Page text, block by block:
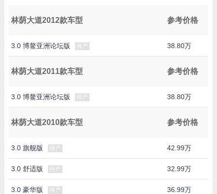
林荫大道2012款车型 参考价格
3.0 博鳌亚洲论坛版 停产 38.80万
林荫大道2011款车型 参考价格
3.0 博鳌亚洲论坛版 停产 38.80万
林荫大道2010款车型 参考价格
3.0 旗舰版 停产 42.99万
3.0 舒适版 停产 32.99万
3.0 豪华版 停产 36.99万